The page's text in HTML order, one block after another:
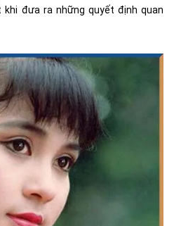
khi đưa ra những quyết định quan